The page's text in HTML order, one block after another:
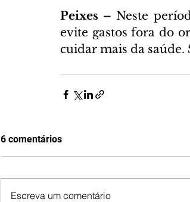
Peixes – Neste
evite gastos fora do
cuidar mais da
6 comentários
Escreva um comentário